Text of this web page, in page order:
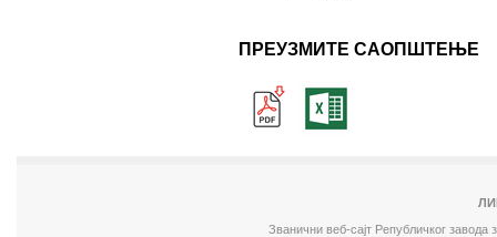
ПРЕУЗМИТЕ САОПШТЕЊЕ
Званични веб-сајт Републичког